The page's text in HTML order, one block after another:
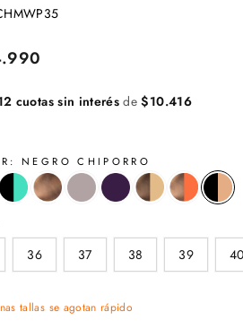
cuotas sin interés de$10.416
NEGRO CHIPORRO
36 37 38 39 40
tallas se agotan rápido